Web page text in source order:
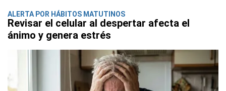
ALERTA POR HÁBITOS MATUTINOS
Revisar el celular al despertar afecta el
ánimo y genera estrés